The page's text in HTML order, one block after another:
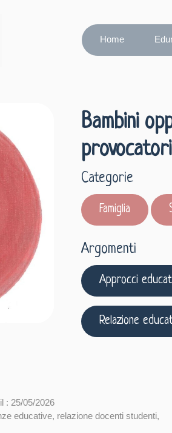
Home
Bambini
Categorie
Famiglia
Argomenti
Approcci
Relazione
: 25/05/2026
educative, relazione docenti studenti,